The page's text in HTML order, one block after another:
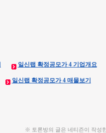
일신랩 확정공모가 4 기업개요
일신랩 확정공모가 4 매물보기
※ 토론방의 글은 네티즌이 작성